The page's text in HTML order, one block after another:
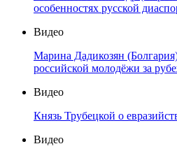
особенностях русской
Видео
Марина Дадикозян
российской молодёжи за
Видео
Князь Трубецкой о
Видео